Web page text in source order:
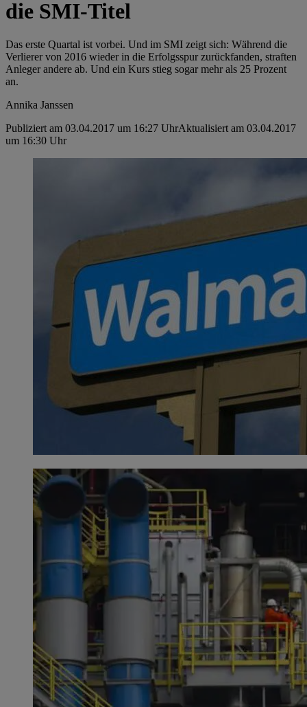
die SMI-Titel
Das erste Quartal ist vorbei. Und im SMI zeigt sich: Während die
Verlierer von 2016 wieder in die Erfolgsspur zurückfanden, straften
Anleger andere ab. Und ein Kurs stieg sogar mehr als 25 Prozent
an.
Annika Janssen
Publiziert am 03.04.2017 um 16:27 UhrAktualisiert am 03.04.2017
um 16:30 Uhr